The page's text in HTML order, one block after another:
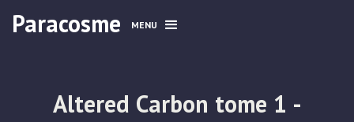
Paracosme MENU
Altered Carbon tome 1 -